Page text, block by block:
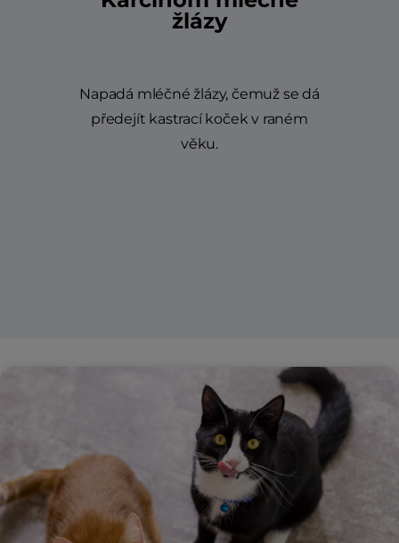
žlázy
Napadá mléčné žlázy, čemuž se dá
předejít kastrací koček v raném
věku.